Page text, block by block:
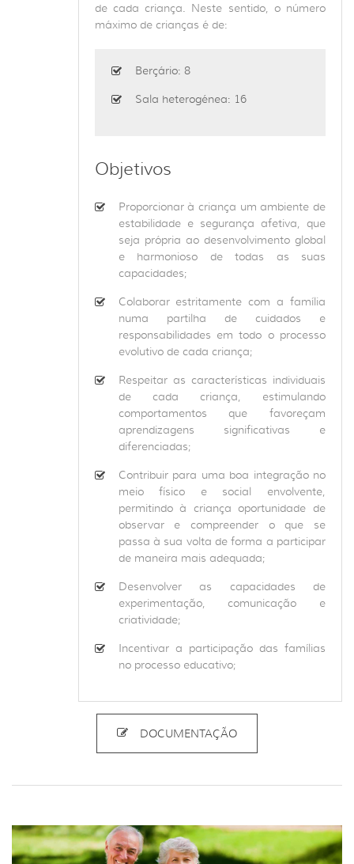
de cada criança. Neste sentido, o número
máximo de crianças é de:
Berçário: 8
Sala heterogénea: 16
Objetivos
Proporcionar à criança um ambiente de
estabilidade e segurança afetiva, que
seja própria ao desenvolvimento global
e harmonioso de todas as suas
capacidades;
Colaborar estritamente com a família
numa partilha de cuidados e
responsabilidades em todo o processo
evolutivo de cada criança;
Respeitar as características individuais
de cada criança, estimulando
comportamentos que favoreçam
aprendizagens significativas e
diferenciadas;
Contribuir para uma boa integração no
meio físico e social envolvente,
permitindo à criança oportunidade de
observar e compreender o que se
passa à sua volta de forma a participar
de maneira mais adequada;
Desenvolver as capacidades de
experimentação, comunicação e
criatividade;
Incentivar a participação das famílias
no processo educativo;
DOCUMENTAÇÃO